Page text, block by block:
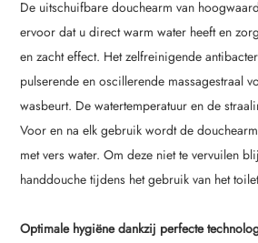
De uitschuifbare douchearm van
ervoor dat u direct warm water heeft en
en zacht effect. Het zelfreinigende
pulserende en oscillerende massagestraal
wasbeurt. De watertemperatuur en de
Voor en na elk gebruik wordt de
met vers water. Om deze niet te vervuilen
handdouche tijdens het gebruik van het
Optimale hygiëne dankzij perfecte